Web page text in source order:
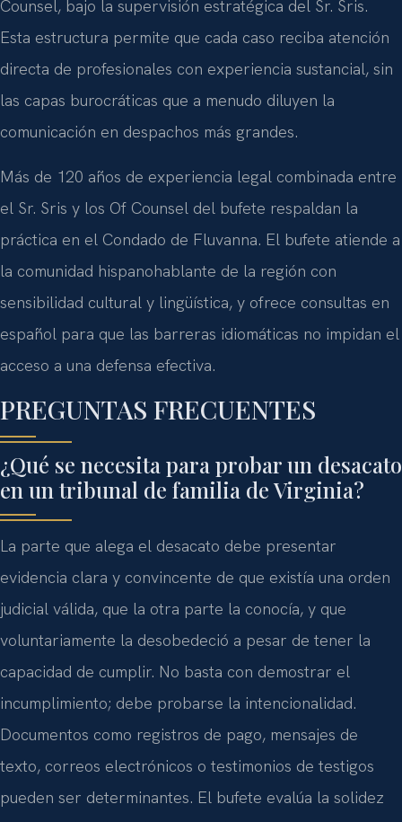
Counsel, bajo la supervisión estratégica del Sr. Sris.
Esta estructura permite que cada caso reciba atención
directa de profesionales con experiencia sustancial, sin
las capas burocráticas que a menudo diluyen la
comunicación en despachos más grandes.
Más de 120 años de experiencia legal combinada entre
el Sr. Sris y los Of Counsel del bufete respaldan la
práctica en el Condado de Fluvanna. El bufete atiende a
la comunidad hispanohablante de la región con
sensibilidad cultural y lingüística, y ofrece consultas en
español para que las barreras idiomáticas no impidan el
acceso a una defensa efectiva.
PREGUNTAS FRECUENTES
¿Qué se necesita para probar un desacato
en un tribunal de familia de Virginia?
La parte que alega el desacato debe presentar
evidencia clara y convincente de que existía una orden
judicial válida, que la otra parte la conocía, y que
voluntariamente la desobedeció a pesar de tener la
capacidad de cumplir. No basta con demostrar el
incumplimiento; debe probarse la intencionalidad.
Documentos como registros de pago, mensajes de
texto, correos electrónicos o testimonios de testigos
pueden ser determinantes. El bufete evalúa la solidez